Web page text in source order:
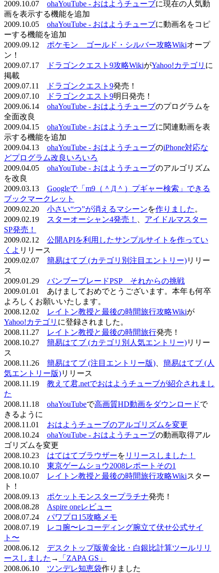
2009.10.07 ohaYouTube - おはようチューブに現在の人気動
画を表示する機能を追加
2009.10.05 ohaYouTube - おはようチューブに動画名をコピ
ーする機能を追加
2009.09.12 ポケモン ゴールド・シルバー攻略Wikiオープ
ン！
2009.07.17
ドラゴンクエスト9攻略WikiがYahoo!カテゴリ に
掲載
2009.07.11
ドラゴンクエスト9発売！
2009.07.10
ドラゴンクエスト9明日発売！
2009.06.14 ohaYouTube - おはようチューブのプログラムを
全面改良
2009.04.15 ohaYouTube - おはようチューブに関連動画を表
示する機能を追加
2009.04.13 ohaYouTube - おはようチューブのiPhone対応な
どプログラム改良いろいろ
2009.04.05 ohaYouTube - おはようチューブのアルゴリズム
を改良
2009.03.13 Googleで「m9（＾Д＾）プギャー検索」できる
ブックマークレット
2009.02.20 小さい“つ”が消えるマシーンを作りました 。
2009.02.19
スターオーシャン4発売！
アイドルマスター
SP発売！
2009.02.12 公開APIを利用したサンプルサイトを作ってい
くよ リリース
2009.02.07 簡易はてブ (カテゴリ別注目エントリー)リリー
ス
2009.01.29 バンブーブレードPSP それからの挑戦
2009.01.01 あけましておめでとうございます。本年も何卒
よろしくお願いいたします。
2008.12.02
レイトン教授と最後の時間旅行攻略Wikiが
Yahoo!カテゴリ に登録されました。
2008.11.27
レイトン教授と最後の時間旅行発売！
2008.10.27 簡易はてブ (カテゴリ別人気エントリー)リリー
ス
2008.11.26 簡易はてブ (注目エントリー版)
簡易はてブ (人
気エントリー版)リリース
2008.11.19 教えて君.netでおはようチューブが紹介されまし
た
2008.11.18 ohaYouTubeで高画質HD動画をダウンロードで
きるように
2008.11.01 おはようチューブのアルゴリズムを変更
2008.10.24 ohaYouTube - おはようチューブの動画取得アル
ゴリズムを変更
2008.10.23 はてはてブラウザーを リリースしました！
2008.10.10 東京ゲームショウ2008レポートその1
2008.10.07
レイトン教授と最後の時間旅行攻略Wikiスター
ト！
2008.09.13 ポケットモンスタープラチナ発売！
2008.08.28 Aspire oneレビュー
2008.07.24 パワプロ15攻略メモ
2008.07.19
レコ腕〜レコーディング腕立て伏せ公式サイ
ト〜
2008.06.12 デスクトップ版黄金比・白銀比計算ツールリリ
ースしました →
「ZAPA GS」
2008.06.10 ツンデレ知恵袋作りました